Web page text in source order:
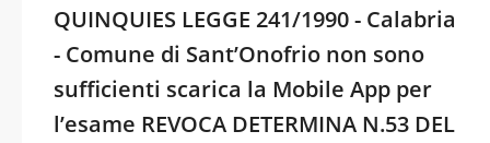
QUINQUIES LEGGE 241/1990 - Calabria
- Comune di Sant’Onofrio non sono
sufficienti scarica la Mobile App per
l’esame REVOCA DETERMINA N.53 DEL